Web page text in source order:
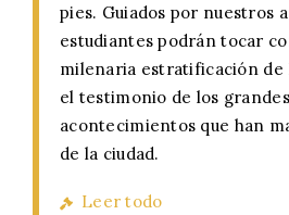
pies. Guiados por nuestros
estudiantes podrán tocar
milenaria estratificación de
el testimonio de los grandes
acontecimientos que han
de la ciudad.
Leer todo